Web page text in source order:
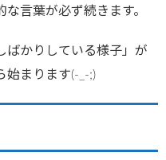
言葉が必ず続きます。
ばかりしている様子」が
始まります(-_-;)